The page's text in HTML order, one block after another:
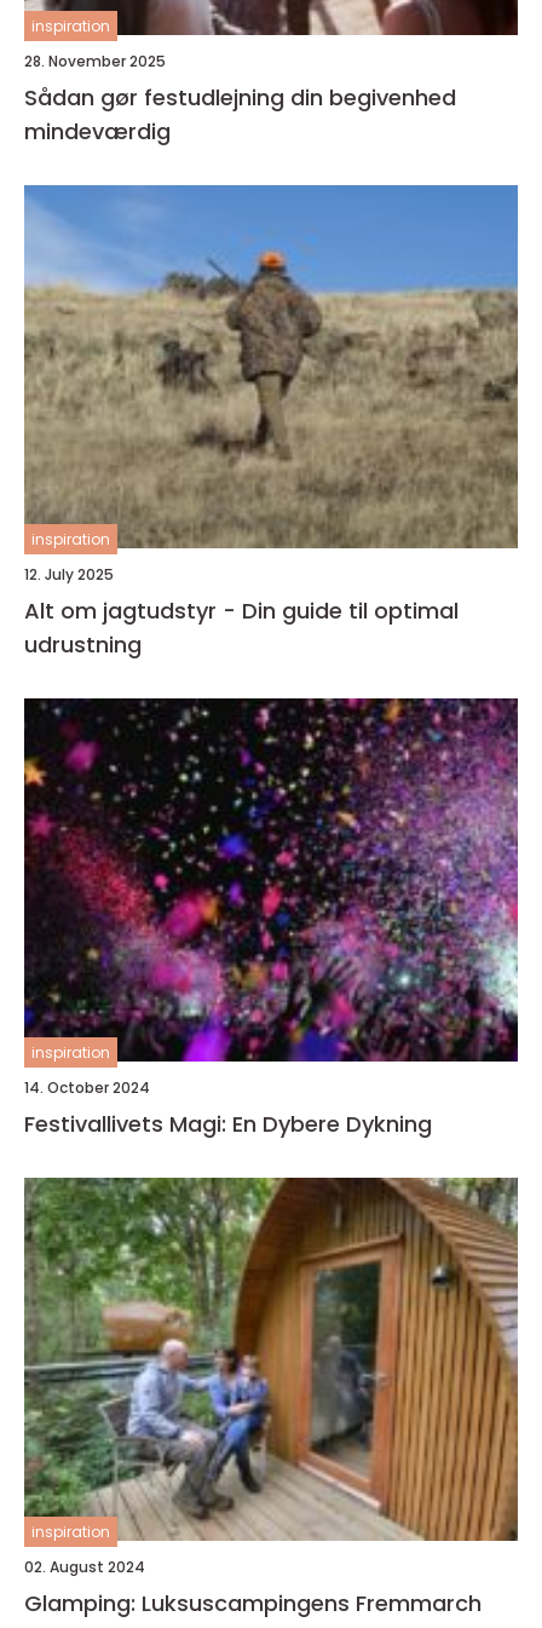
inspiration
28. November 2025
Sådan gør festudlejning din begivenhed
mindeværdig
inspiration
12. July 2025
Alt om jagtudstyr - Din guide til optimal
udrustning
inspiration
14. October 2024
Festivallivets Magi: En Dybere Dykning
inspiration
02. August 2024
Glamping: Luksuscampingens Fremmarch